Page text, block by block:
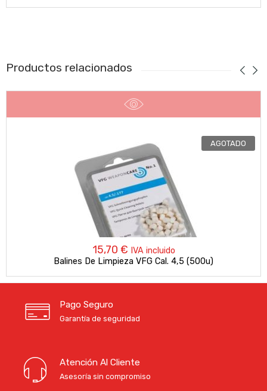
Productos relacionados
AGOTADO
15,70 € IVA incluido
Balines De Limpieza VFG Cal. 4,5 (500u)
Pago Seguro
Garantía de seguridad
Atención Al Cliente
Asesoría sin compromiso